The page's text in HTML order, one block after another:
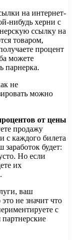
на интернет-
нибудь херни с
ссылку на
товаром,
процент
можете
парнерка.
не
можно
от цены
продажу
с каждого билета
будет:
Но если
их
ваш
не значит что
с